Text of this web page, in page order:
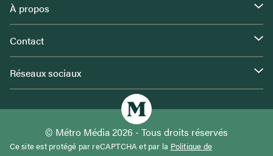
À propos
Contact
Réseaux sociaux
© Métro Média 2026 - Tous droits réservés
Ce site est protégé par reCAPTCHA et par la Politique de